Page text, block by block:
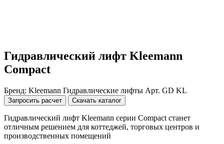
Гидравлический лифт Kleemann
Compact
Бренд: Kleemann Гидравлические лифты Арт. GD KL
Запросить расчет Скачать каталог
Гидравлический лифт Kleemann серии Compact станет
отличным решением для коттеджей, торговых центров и
производственных помещений